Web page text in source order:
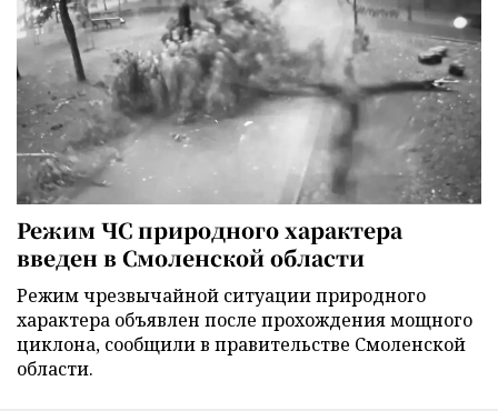
Режим ЧС природного характера
введен в Смоленской области
Режим чрезвычайной ситуации природного
характера объявлен после прохождения мощного
циклона, сообщили в правительстве Смоленской
области.